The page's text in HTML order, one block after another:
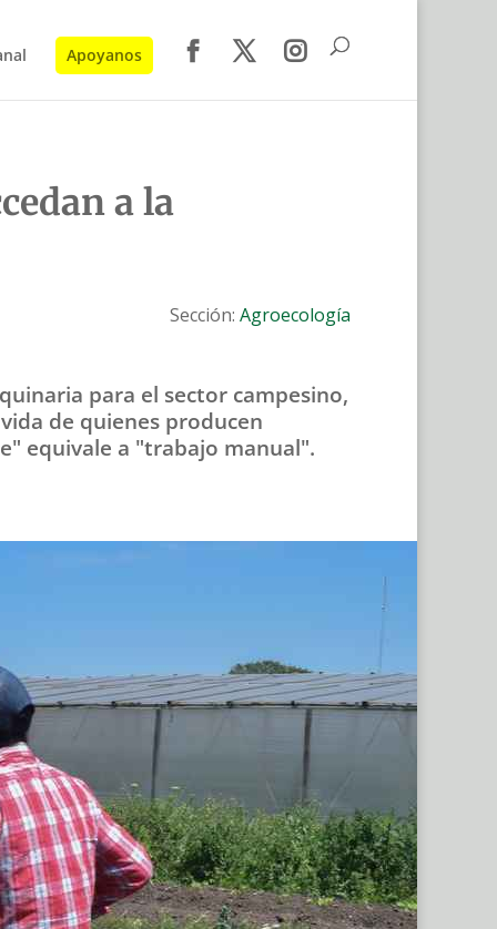
Apoyanos
a la
Sección: Agroecología
para el sector campesino,
de quienes producen
equivale a "trabajo manual".